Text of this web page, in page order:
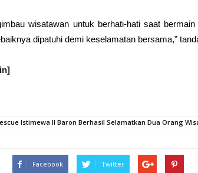
wisatawan untuk berhati-hati saat
dipatuhi demi keselamatan bersama,”
Istimewa II Baron Berhasil Selamatkan Dua Orang
Facebook Twitter